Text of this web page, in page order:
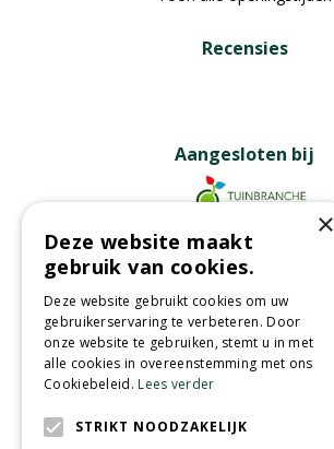
Recensies
Aangesloten bij
Partners
Wij accepteren
×
Deze website maakt
gebruik van cookies.
Deze website gebruikt cookies om uw
gebruikerservaring te verbeteren. Door
onze website te gebruiken, stemt u in met
alle cookies in overeenstemming met ons
Cookiebeleid.Lees verder
STRIKT NOODZAKELIJK